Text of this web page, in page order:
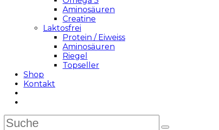
Aminosäuren
Creatine
Laktosfrei
Protein / Eiweiss
Aminosäuren
Riegel
Topseller
Shop
Kontakt